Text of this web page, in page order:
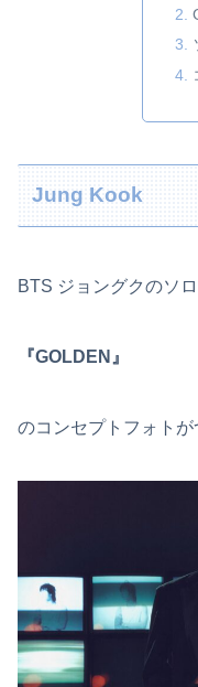
Jung Kook
BTS ジョングクのソ
『GOLDEN』
のコンセプトフォトが